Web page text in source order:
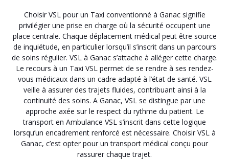
Choisir VSL pour un Taxi conventionné à Ganac signifie
privilégier une prise en charge où la sécurité occupent une
place centrale. Chaque déplacement médical peut être source
de inquiétude, en particulier lorsqu’il s’inscrit dans un parcours
de soins régulier. VSL à Ganac s’attache à alléger cette charge.
Le recours à un Taxi VSL permet de se rendre à ses rendez-
vous médicaux dans un cadre adapté à l’état de santé. VSL
veille à assurer des trajets fluides, contribuant ainsi à la
continuité des soins. A Ganac, VSL se distingue par une
approche axée sur le respect du rythme du patient. Le
transport en Ambulance VSL s’inscrit dans cette logique
lorsqu’un encadrement renforcé est nécessaire. Choisir VSL à
Ganac, c’est opter pour un transport médical conçu pour
rassurer chaque trajet.